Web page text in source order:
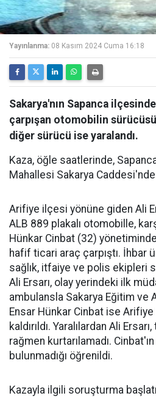
Yayınlanma: 08 Kasım 2024 Cuma 16:18
Sakarya'nın Sapanca
çarpışan otomobilin
diğer sürücü ise yaralandı.
Kaza, öğle saatlerinde,
Mahallesi Sakarya
Arifiye ilçesi yönüne giden Ali
ALB 889 plakalı otomobille,
Hünkar Cinbat (32)
hafif ticari araç çarpıştı. İhbar
sağlık, itfaiye ve polis ekipleri
Ali Ersarı, olay yerindeki ilk
ambulansla Sakarya Eğitim ve
Ensar Hünkar Cinbat ise
kaldırıldı. Yaralılardan Ali
rağmen kurtarılamadı.
bulunmadığı öğrenildi.
Kazayla ilgili soruşturma